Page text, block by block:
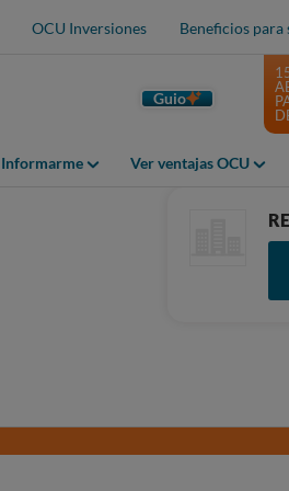
OCU Inversiones Beneficios para
Guio
Informarme Ver ventajas OCU